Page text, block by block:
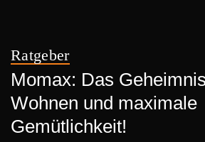
Ratgeber
Momax: Das
Wohnen und maximale
Gemütlichkeit!